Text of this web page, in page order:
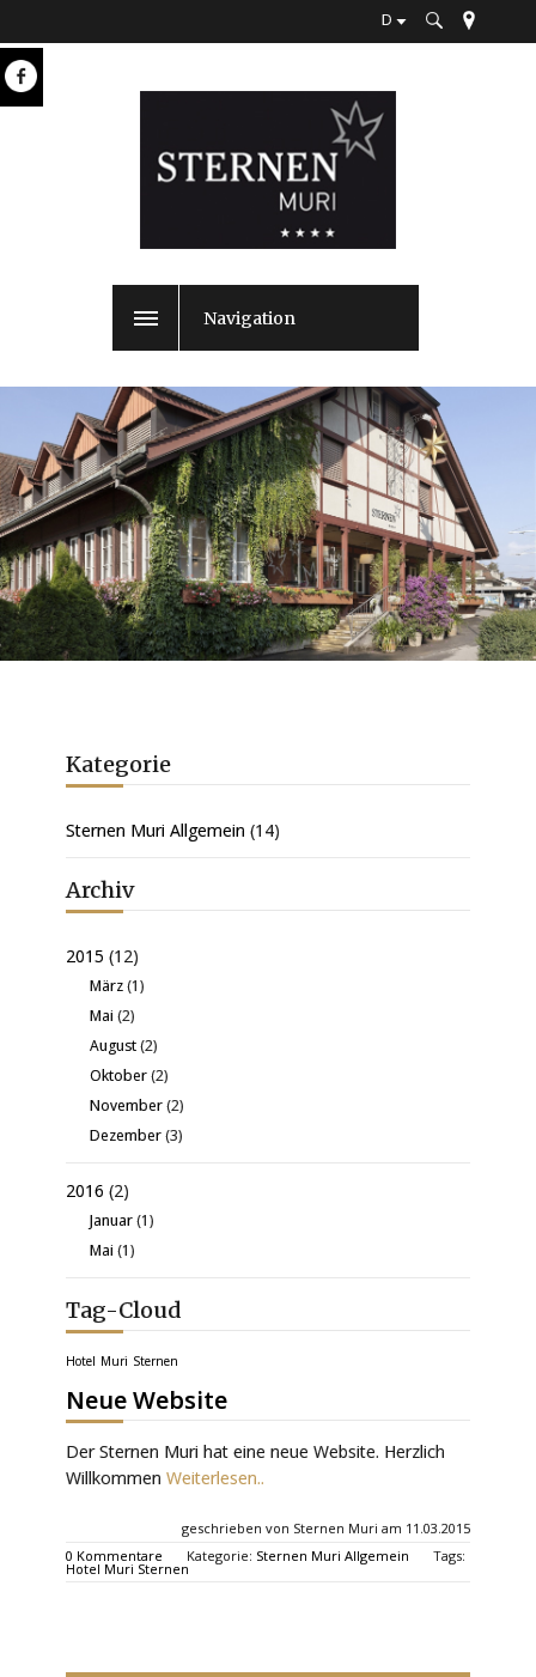
D
Navigation
Kategorie
Sternen Muri Allgemein (14)
Archiv
2015 (12)
März(1)
Mai (2)
August(2)
Oktober(2)
November(2)
Dezember(3)
2016 (2)
Januar(1)
Mai (1)
Tag-Cloud
Hotel Muri Sternen
Neue Website
Der Sternen Muri hat eine neue Website. Herzlich
Willkommen Weiterlesen..
geschrieben von Sternen Muri am 11.03.2015
0 Kommentare
Kategorie: Sternen Muri Allgemein Tags:
Hotel Muri Sternen